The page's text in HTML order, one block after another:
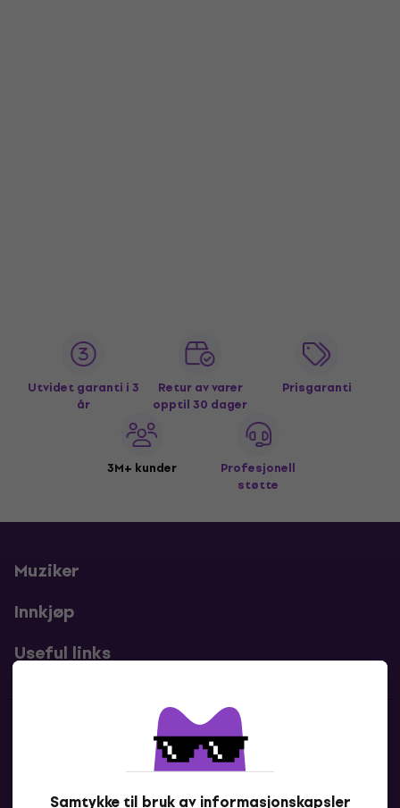
Samtykke til bruk av informasjonskapsler
Utvidet garanti i 3
år
Retur av varer
opptil 30 dager
Prisgaranti
3M+ kunder
Profesjonell
støtte
Muziker
Innkjøp
Useful links
Kontakter
Kontakt oss